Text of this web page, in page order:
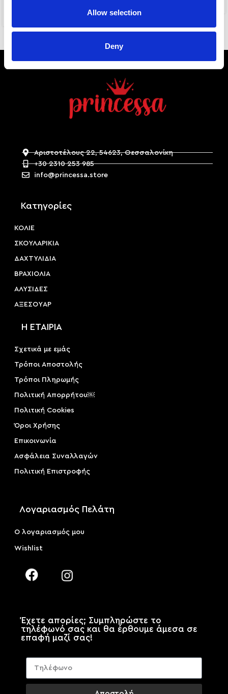
Allow selection
Deny
Αριστοτέλους 22, 54623, Θεσσαλονίκη
+30 2310 253 985
info@princessa.store
Κατηγορίες
ΚΟΛΙΕ
ΣΚΟΥΛΑΡΙΚΙΑ
ΔΑΧΤΥΛΙΔΙΑ
ΒΡΑΧΙΟΛΙΑ
ΑΛΥΣΙΔΕΣ
ΑΞΕΣΟΥAΡ
Η ΕΤΑΙΡΙΑ
Σχετικά με εμάς
Τρόποι Αποστολής
Τρόποι Πληρωμής
Πολιτική Απορρήτου￼
Πολιτική Cookies
Όροι Χρήσης
Επικοινωνία
Ασφάλεια Συναλλαγών
Πολιτική Επιστροφής
Λογαριασμός Πελάτη
Ο λογαριασμός μου
Wishlist
Έχετε απορίες; Συμπληρώστε το
τηλέφωνό σας και θα έρθουμε άμεσα σε
επαφή μαζί σας!